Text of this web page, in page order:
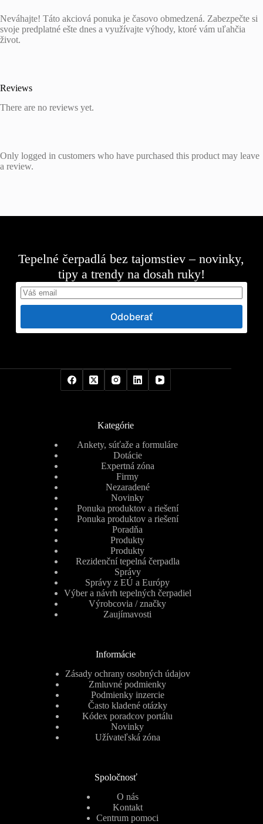
Neváhajte! Táto akciová ponuka je časovo obmedzená. Zabezpečte si
svoje predplatné ešte dnes a využívajte výhody, ktoré vám uľahčia
život.
Reviews
There are no reviews yet.
Only logged in customers who have purchased this product may leave
a review.
Tepelné čerpadlá bez tajomstiev – novinky,
tipy a trendy na dosah ruky!
Odoberať
Kategórie
Ankety, súťaže a formuláre
Dotácie
Expertná zóna
Firmy
Nezaradené
Novinky
Ponuka produktov a riešení
Ponuka produktov a riešení
Poradňa
Produkty
Produkty
Rezidenční tepelná čerpadla
Správy
Správy z EÚ a Európy
Výber a návrh tepelných čerpadiel
Výrobcovia / značky
Zaujímavosti
Informácie
Zásady ochrany osobných údajov
Zmluvné podmienky
Podmienky inzercie
Často kladené otázky
Kódex poradcov portálu
Novinky
Užívateľská zóna
Spoločnosť
O nás
Kontakt
Centrum pomoci